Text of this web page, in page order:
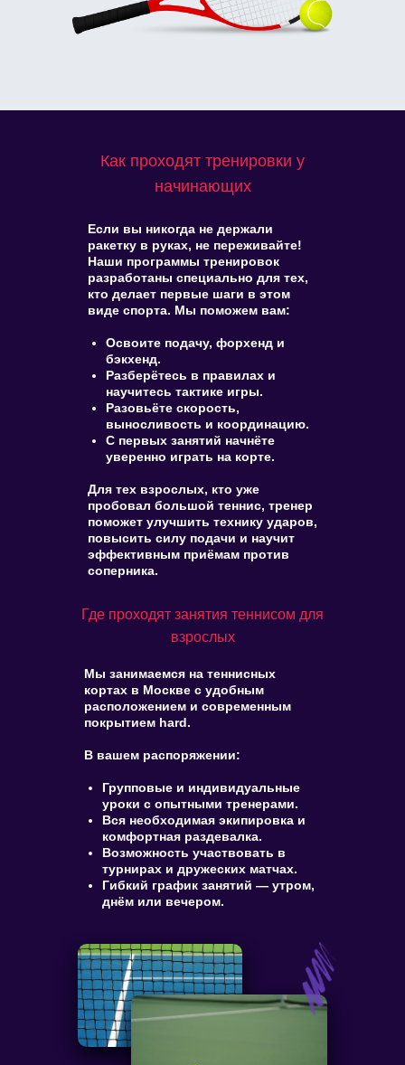
Если вы никогда не держали
ракетку в руках, не переживайте!
Наши программы тренировок
разработаны специально для тех,
кто делает первые шаги в этом
виде спорта. Мы поможем вам:
Освоите подачу, форхенд и
бэкхенд.
Разберётесь в правилах и
научитесь тактике игры.
Разовьёте скорость,
выносливость и координацию.
С первых занятий начнёте
уверенно играть на корте.
Для тех взрослых, кто уже
пробовал большой теннис, тренер
поможет улучшить технику ударов,
повысить силу подачи и научит
эффективным приёмам против
соперника.
Мы занимаемся на теннисных
кортах в Москве с удобным
расположением и современным
покрытием hard.
В вашем распоряжении:
Групповые и индивидуальные
уроки с опытными тренерами.
Вся необходимая экипировка и
комфортная раздевалка.
Возможность участвовать в
турнирах и дружеских матчах.
Гибкий график занятий — утром,
днём или вечером.
Как проходят тренировки у
начинающих
Где проходят занятия теннисом для
взрослых